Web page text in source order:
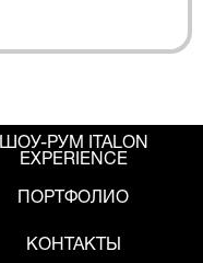
ШОУ-РУМ ITALON
EXPERIENCE
ПОРТФОЛИО
КОНТАКТЫ